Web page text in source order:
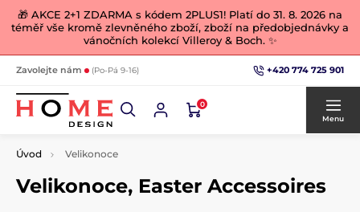
🎁 AKCE 2+1 ZDARMA s kódem 2PLUS1! Platí do 31. 8. 2026 na
téměř vše kromě zlevněného zboží, zboží na předobjednávky a
vánočních kolekcí Villeroy & Boch. ✨
Zavolejte nám (Po-Pá 9-16) +420 774 725 901
0
Menu
Úvod Velikonoce
Velikonoce, Easter Accessoires